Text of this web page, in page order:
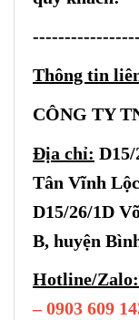
Thông tin
CÔNG TY
Địa chỉ:
Tân Vĩnh
D15/26/1D
B, huyện
Hotline/Zalo:
– 0903 609